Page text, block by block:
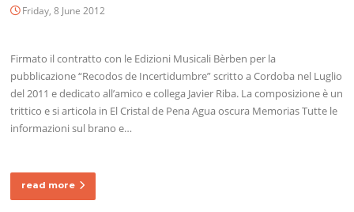
Friday, 8 June 2012
Firmato il contratto con le Edizioni Musicali Bèrben per la
pubblicazione “Recodos de Incertidumbre” scritto a Cordoba nel Luglio
del 2011 e dedicato all’amico e collega Javier Riba. La composizione è un
trittico e si articola in El Cristal de Pena Agua oscura Memorias Tutte le
informazioni sul brano e…
read more